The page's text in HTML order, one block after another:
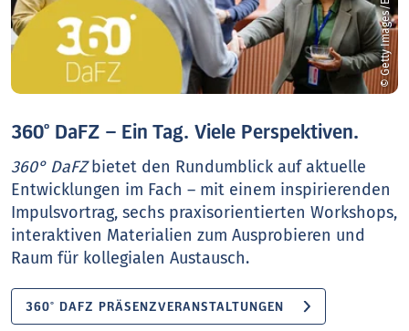
360° DaFZ – Ein Tag. Viele Perspektiven.
360° DaFZbietet den Rundumblick auf aktuelle
Entwicklungen im Fach – mit einem inspirierenden
Impulsvortrag, sechs praxisorientierten Workshops,
interaktiven Materialien zum Ausprobieren und
Raum für kollegialen Austausch.
360° DAFZ PRÄSENZVERANSTALTUNGEN